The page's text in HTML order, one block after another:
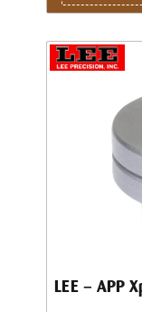
LEE – APP